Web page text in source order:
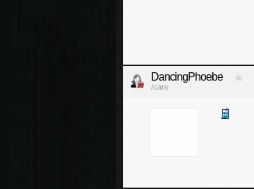
DancingPhoebe
/care